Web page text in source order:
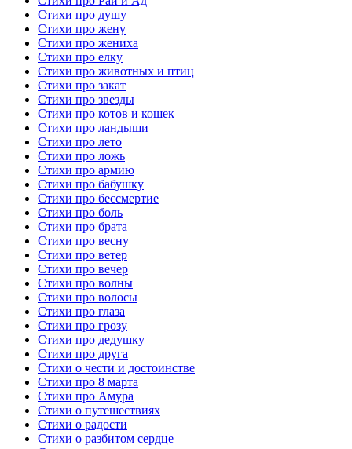
Стихи про душу
Стихи про жену
Стихи про жениха
Стихи про елку
Стихи про животных и птиц
Стихи про закат
Стихи про звезды
Стихи про котов и кошек
Стихи про ландыши
Стихи про лето
Стихи про ложь
Стихи про армию
Стихи про бабушку
Стихи про бессмертие
Стихи про боль
Стихи про брата
Стихи про весну
Стихи про ветер
Стихи про вечер
Стихи про волны
Стихи про волосы
Стихи про глаза
Стихи про грозу
Стихи про дедушку
Стихи про друга
Стихи о чести и достоинстве
Стихи про 8 марта
Стихи про Амура
Стихи о путешествиях
Стихи о радости
Стихи о разбитом сердце